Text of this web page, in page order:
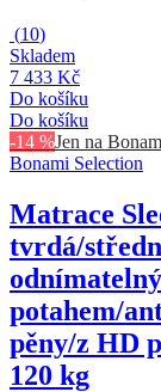
(10)
Skladem
7 433 Kč
Do košíku
Do košíku
-14 %Jen na
Bonami Selection
Matrace
tvrdá/
potahem/
pěny/z HD
120 kg